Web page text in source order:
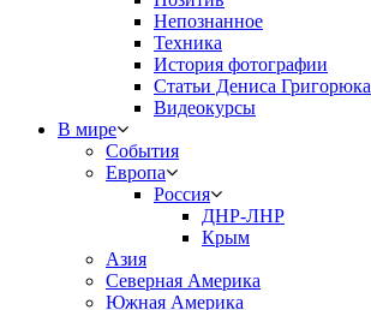
Непознанное
Техника
История фотографии
Статьи Дениса Григорюка
Видеокурсы
В мире
События
Европа
Россия
ДНР-ЛНР
Крым
Азия
Северная Америка
Южная Америка